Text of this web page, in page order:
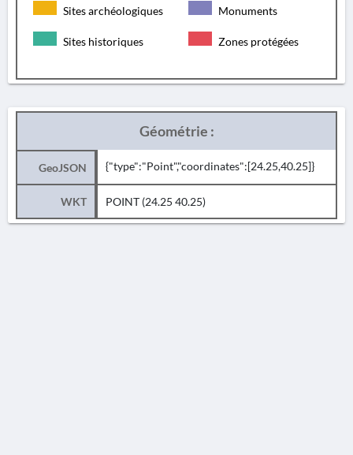
Sites archéologiques Monuments
Sites historiques Zones protégées
Géométrie :
GeoJSON {"type":"Point","coordinates":[24.25,40.25]}
WKT POINT (24.25 40.25)